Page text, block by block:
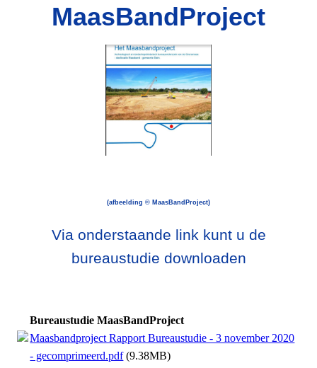
MaasBandProject
(afbeelding © MaasBandProject)
Via onderstaande link kunt u de
bureaustudie downloaden
Bureaustudie MaasBandProject
Maasbandproject Rapport Bureaustudie - 3 november 2020
- gecomprimeerd.pdf(9.38MB)